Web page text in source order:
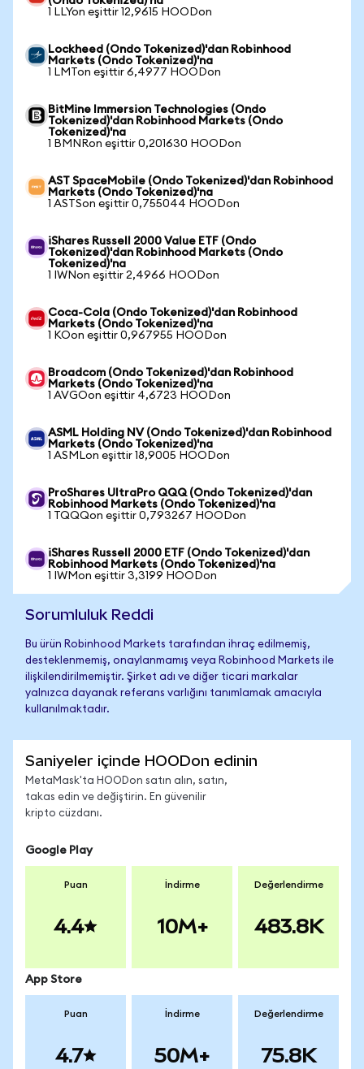
1 LLYon eşittir 12,9615 HOODon
Lockheed (Ondo Tokenized)'dan Robinhood
Markets (Ondo Tokenized)'na
1 LMTon eşittir 6,4977 HOODon
BitMine Immersion Technologies (Ondo
Tokenized)'dan Robinhood Markets (Ondo
Tokenized)'na
1 BMNRon eşittir 0,201630 HOODon
AST SpaceMobile (Ondo Tokenized)'dan Robinhood
Markets (Ondo Tokenized)'na
1 ASTSon eşittir 0,755044 HOODon
iShares Russell 2000 Value ETF (Ondo
Tokenized)'dan Robinhood Markets (Ondo
Tokenized)'na
1 IWNon eşittir 2,4966 HOODon
Coca-Cola (Ondo Tokenized)'dan Robinhood
Markets (Ondo Tokenized)'na
1 KOon eşittir 0,967955 HOODon
Broadcom (Ondo Tokenized)'dan Robinhood
Markets (Ondo Tokenized)'na
1 AVGOon eşittir 4,6723 HOODon
ASML Holding NV (Ondo Tokenized)'dan Robinhood
Markets (Ondo Tokenized)'na
1 ASMLon eşittir 18,9005 HOODon
ProShares UltraPro QQQ (Ondo Tokenized)'dan
Robinhood Markets (Ondo Tokenized)'na
1 TQQQon eşittir 0,793267 HOODon
iShares Russell 2000 ETF (Ondo Tokenized)'dan
Robinhood Markets (Ondo Tokenized)'na
1 IWMon eşittir 3,3199 HOODon
Sorumluluk Reddi
Bu ürün Robinhood Markets tarafından ihraç edilmemiş,
desteklenmemiş, onaylanmamış veya Robinhood Markets ile
ilişkilendirilmemiştir. Şirket adı ve diğer ticari markalar
yalnızca dayanak referans varlığını tanımlamak amacıyla
kullanılmaktadır.
Saniyeler içinde HOODon edinin
MetaMask'ta HOODon satın alın, satın,
takas edin ve değiştirin. En güvenilir
kripto cüzdanı.
Google Play
Puan
4.4
İndirme
10M+
Değerlendirme
483.8K
App Store
Puan
4.7
İndirme
50M+
Değerlendirme
75.8K